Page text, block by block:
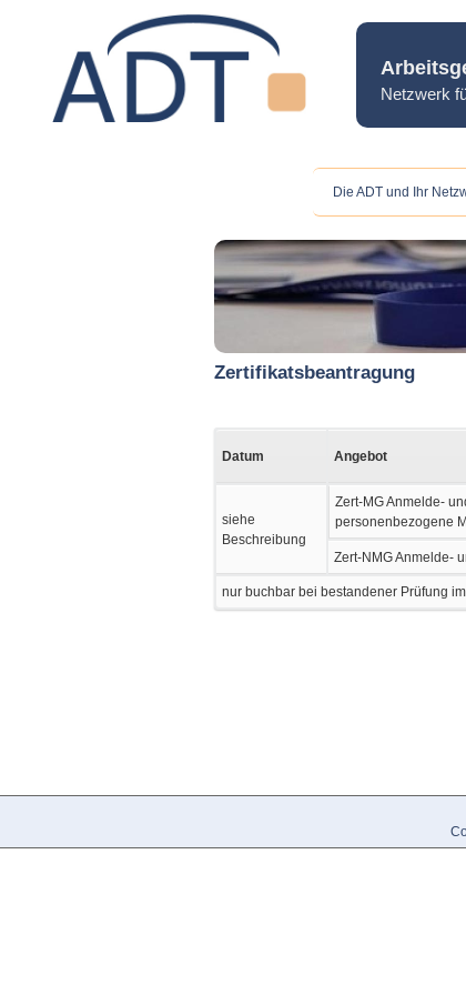
Netzwerk
Die ADT und Ihr
Zertifikatsbeantragung
Datum Angebot
siehe
Beschreibung
Zert-MG Anmelde-
personenbezogene
Zert-NMG Anmelde-
nur buchbar bei bestandener Prüfung